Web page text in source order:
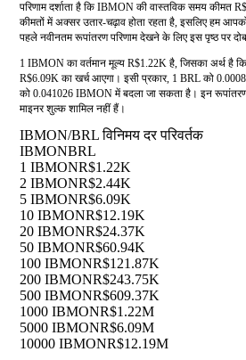
परिणाम दर्शाता है कि IBMON की वास्तविक समय कीमत
कीमतों में अक्सर उतार-चढ़ाव होता रहता है, इसलिए हम
पहले नवीनतम रूपांतरण परिणाम देखने के लिए इस पृष्ठ पर
1 IBMON का वर्तमान मूल्य R$1.22K है, जिसका अर्थ है
R$6.09K का खर्च आएगा। इसी प्रकार, 1 BRL को
को 0.041026 IBMON में बदला जा सकता है। इन रूपांतरण
माइनर शुल्क शामिल नहीं हैं।
IBMON/BRL विनिमय दर परिवर्तक
IBMONBRL
1 IBMONR$1.22K
2 IBMONR$2.44K
5 IBMONR$6.09K
10 IBMONR$12.19K
20 IBMONR$24.37K
50 IBMONR$60.94K
100 IBMONR$121.87K
200 IBMONR$243.75K
500 IBMONR$609.37K
1000 IBMONR$1.22M
5000 IBMONR$6.09M
10000 IBMONR$12.19M